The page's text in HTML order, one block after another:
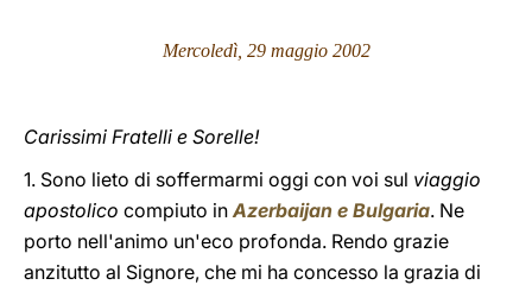
Mercoledì, 29 maggio 2002
Carissimi Fratelli e Sorelle!
1. Sono lieto di soffermarmi oggi con voi sul viaggio
apostolico compiuto inAzerbaijan e Bulgaria. Ne
porto nell'animo un'eco profonda. Rendo grazie
anzitutto al Signore, che mi ha concesso la grazia di